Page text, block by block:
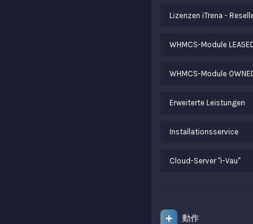
Lizenzen iTrena -
WHMCS-Module
WHMCS-Module
Erweiterte Leistungen
Installationsservice
Cloud-Server "i-Vau"
動作